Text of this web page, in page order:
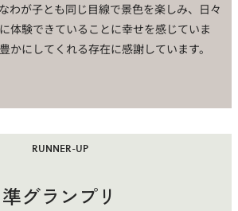
わが子とも同じ目線で景色を楽しみ、日々
体験できていることに幸せを感じていま
かにしてくれる存在に感謝しています。
RUNNER-UP
準グランプリ